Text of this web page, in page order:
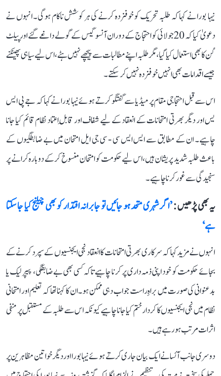
نیہا بورا نے کہا کہ طلبہ تحریک کو خوفزدہ کرنے کی ہر کوشش ناکام ہوگی۔ انہوں نے
دعویٰ کیا کہ 20 جولائی کو احتجاج کے دوران آنسو گیس کے گولے داغے گئے اور پیلٹ
گن کا بھی استعمال کیا گیا، مگر طلبہ اپنے مطالبات سے پیچھے نہیں ہٹے، اس لیے سیاہی پھینکنے
جیسے اقدامات بھی انہیں خوفزدہ نہیں کر سکتے۔
اس سے قبل احتجاجی مقام پر میڈیا سے گفتگو کرتے ہوئے نیہا بورا نے کہا کہ جے پی ایس
یس اور دیگر بھرتی امتحانات کے انعقاد کے لیے شفاف اور قابلِ اعتماد نظام قائم کیا جانا
چاہیے۔ ان کے مطابق سے ایس ایس سی - سی جی ایل امتحان میں بے ضابطگیوں کے
باعث طلبہ شدید پریشان ہیں، اس لیے حکومت کو امتحان منسوخ کرکے دوبارہ کرانے پر
سنجیدگی سے غور کرنا چاہیے۔
یہ بھی پڑھیں :’اگر شہری متحد ہو جائیں تو جابرانہ اقتدار کو بھی چیلنج کیا جا سکتا
ہے‘
انہوں نے مزید کہا کہ سرکاری بھرتی امتحانات کا انعقاد نجی ایجنسیوں کے سپرد کرنے کے
بجائے حکومت کو خود اپنی ذمہ داری پر کرنا چاہیے تاکہ کسی بھی بے ضابطگی، پیپر لیک یا
بدعنوانی کی صورت میں براہِ راست جواب دہی ممکن ہو۔ ان کا کہنا تھا کہ تعلیم اور امتحانی
نظام میں نجی ایجنسیوں کا کردار ختم کیا جانا چاہیے کیونکہ اس سے طلبہ کے مستقبل پر منفی
اثرات مرتب ہو رہے ہیں۔
دوسری جانب آئسا نے ایک بیان جاری کرتے ہوئے نیہا بورا اور دیگر خواتین مظاہرین پر